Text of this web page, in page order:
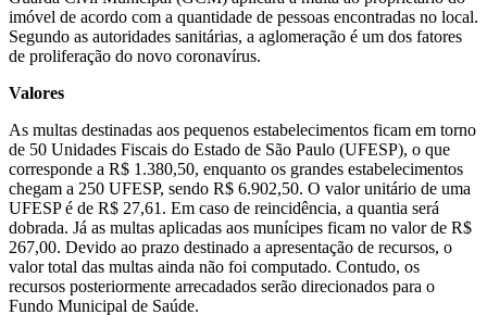
imóvel de acordo com a quantidade de pessoas encontradas no local.
Segundo as autoridades sanitárias, a aglomeração é um dos fatores
de proliferação do novo coronavírus.
Valores
As multas destinadas aos pequenos estabelecimentos ficam em torno
de 50 Unidades Fiscais do Estado de São Paulo (UFESP), o que
corresponde a R$ 1.380,50, enquanto os grandes estabelecimentos
chegam a 250 UFESP, sendo R$ 6.902,50. O valor unitário de uma
UFESP é de R$ 27,61. Em caso de reincidência, a quantia será
dobrada. Já as multas aplicadas aos munícipes ficam no valor de R$
267,00. Devido ao prazo destinado a apresentação de recursos, o
valor total das multas ainda não foi computado. Contudo, os
recursos posteriormente arrecadados serão direcionados para o
Fundo Municipal de Saúde.